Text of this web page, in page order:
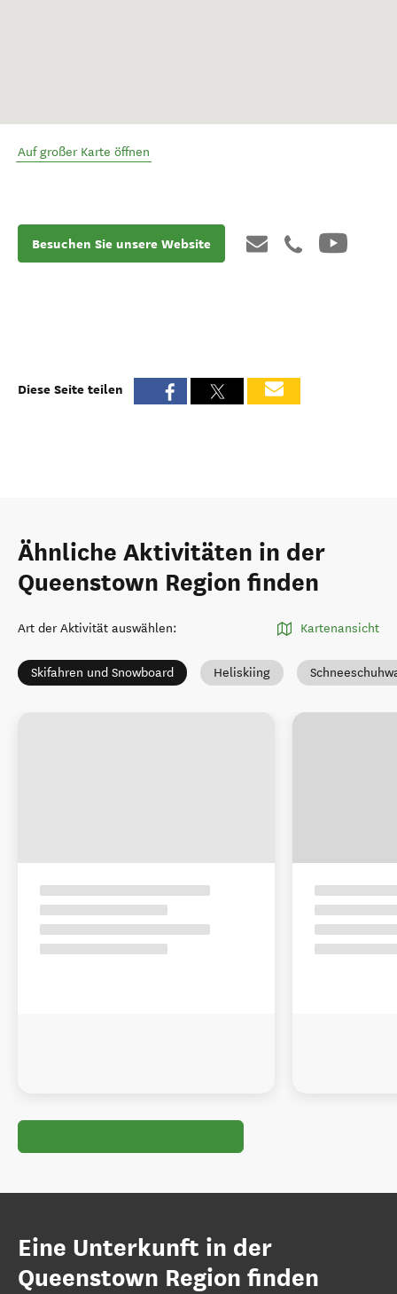
Auf großer Karte öffnen
Besuchen Sie unsere Website
Diese Seite teilen
Ähnliche Aktivitäten in der
Queenstown Region finden
Art der Aktivität auswählen: Kartenansicht
Skifahren und Snowboard Heliskiing
Eine Unterkunft in der
Queenstown Region finden